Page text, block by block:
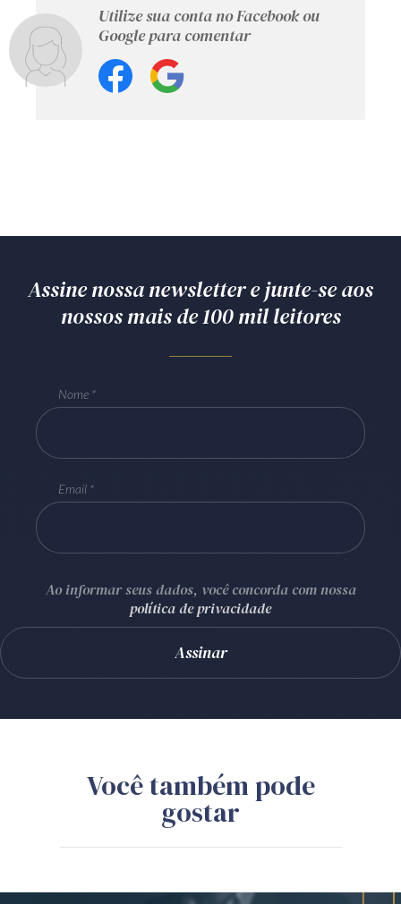
Utilize sua conta no Facebook ou
Google para comentar
Assine nossa newsletter e junte-se aos
nossos mais de 100 mil leitores
Nome
Email
Ao informar seus dados, você concorda com nossa
política de privacidade
Você também pode
gostar